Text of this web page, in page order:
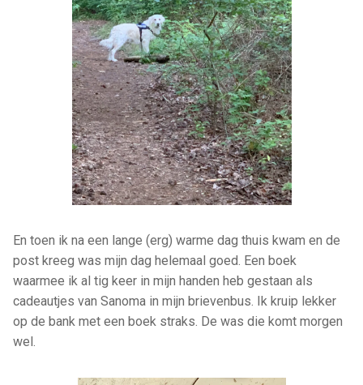
En toen ik na een lange (erg) warme dag thuis kwam en de
post kreeg was mijn dag helemaal goed. Een boek
waarmee ik al tig keer in mijn handen heb gestaan als
cadeautjes van Sanoma in mijn brievenbus. Ik kruip lekker
op de bank met een boek straks. De was die komt morgen
wel.